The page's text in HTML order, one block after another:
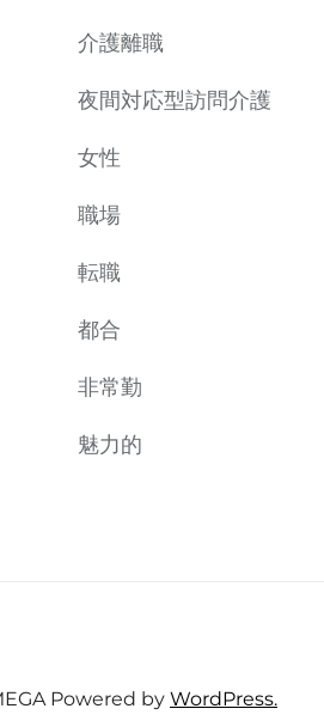
介護離職
夜間対応型訪問介護
女性
職場
転職
都合
非常勤
魅力的
Powered by WordPress.